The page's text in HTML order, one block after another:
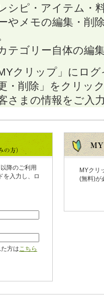
レシピ・アイテム・
やメモの編集・削
テゴリー自体の編
MYクリップ」にロ
・削除」をクリッ
さまの情報をご入
降のご利用
を入力し、ロ
方はこちら
MYクリ
(無料)が